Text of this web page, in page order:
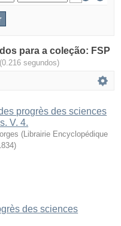
para a coleção: FSP
(0.216 segundos)
progrès des sciences
V. 4.
( Librairie Encyclopédique
)
des sciences